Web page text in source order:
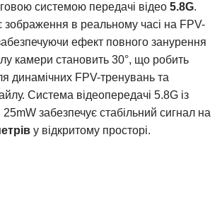
системою передачі відео 5.8G.
в реальному часі на FPV-
ефект повного занурення
камери становить 30°, що робить
динамічних FPV-тренувань та
Система відеопередачі 5.8G із
забезпечує стабільний сигнал на
у відкритому просторі.